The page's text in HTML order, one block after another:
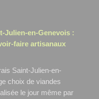
Julien-en-Genevois :
faire artisanaux
Saint-Julien-en-
choix de viandes
le jour même par